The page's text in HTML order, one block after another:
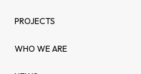
PROJECTS
WHO WE ARE